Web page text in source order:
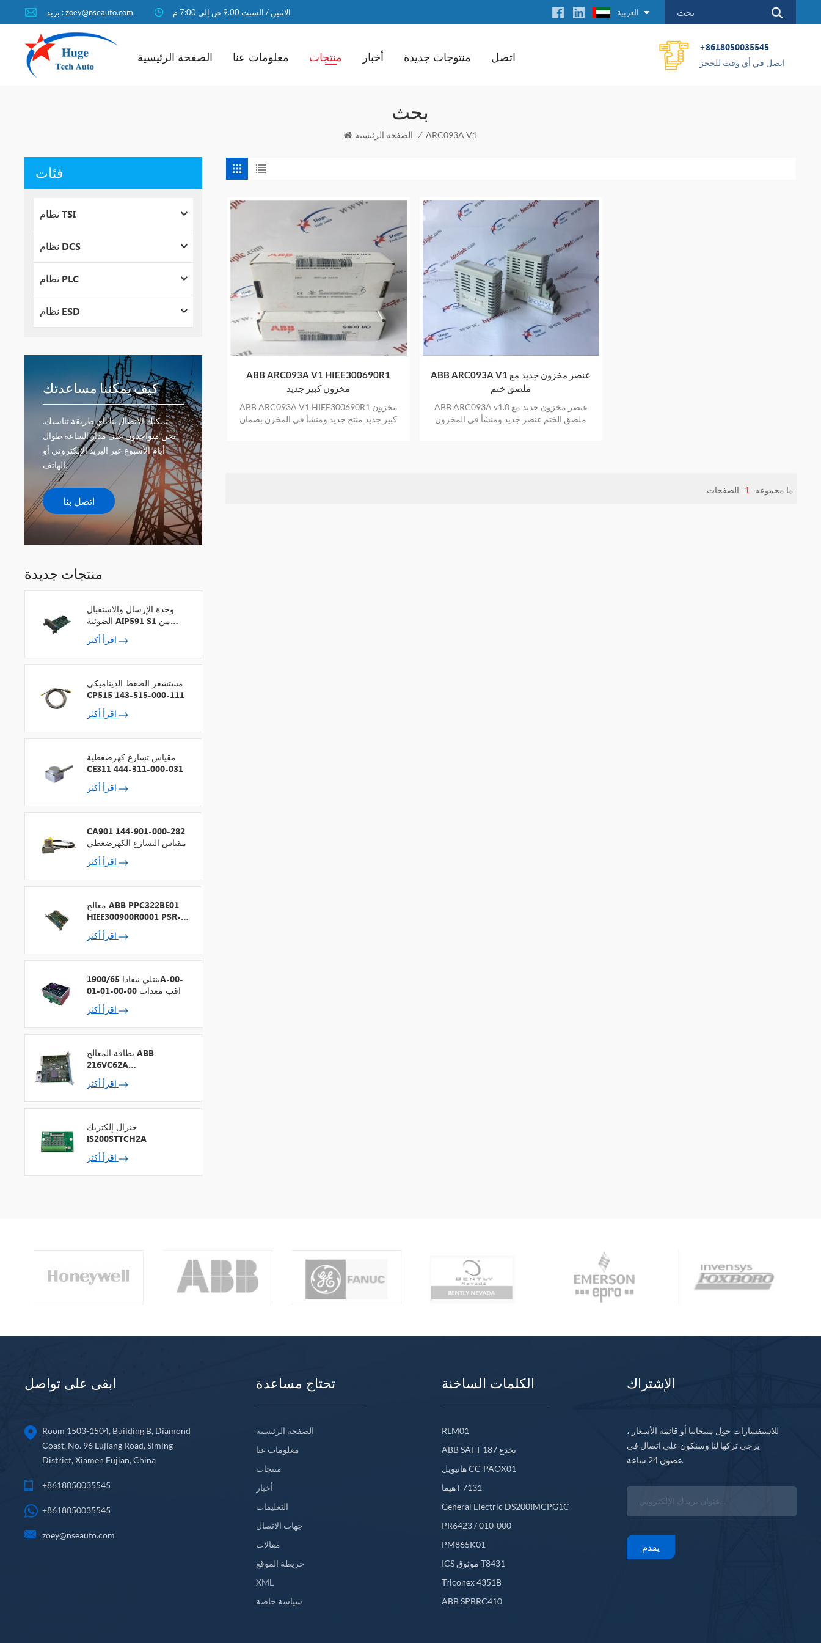
بريد : zoey@nseauto.com الاثنين / السبت 9.00 ص إلى 7:00 م العربية
الصفحة الرئيسية معلومات عنا منتجات أخبار منتوجات جديدة اتصل
+8618050035545
اتصل في أي وقت للحجز
بحث
الصفحة الرئيسية / ARC093A V1
ABB ARC093A V1 HIEE300690R1
مخزون كبير جديد
ABB ARC093A V1 HIEE300690R1 مخزون
كبير جديد منتج جديد ومنشأ في المخزن بضمان
ABB ARC093A V1 عنصر مخزون جديد مع
ملصق ختم
ABB ARC093A v1.0 عنصر مخزون جديد مع
ملصق الختم عنصر جديد ومنشأ في المخزون
ما مجموعه 1 الصفحات
فئات
نظام TSI
نظام DCS
نظام PLC
نظام ESD
كيف يمكننا مساعدتك
يمكنك الاتصال بنا بأي طريقة تناسبك.
نحن متواجدون على مدار الساعة طوال
أيام الأسبوع عبر البريد الإلكتروني أو
الهاتف.
اتصل بنا
منتجات جديدة
وحدة الإرسال والاستقبال
الضوئية AIP591 S1 من
شركة يوكوجاوا لمكرر شبكة
V
مستشعر الضغط الديناميكي
CP515 143-515-000-111
مقياس تسارع كهرضغطية
CE311 444-311-000-031
CA901 144-901-000-282
مقياس التسارع الكهرضغطي
معالج ABB PPC322BE01
HIEE300900R0001 PSR-2
+ ناقل المجال
بنتلي نيفادا 1900/65A-00-
01-01-00-00 مراقب معدات
الأغراض العامة
بطاقة المعالج ABB
216VC62A
HESG324442R13
جنرال إلكتريك
IS200STTCH2A
ابقى على تواصل
Room 1503-1504, Building B, Diamond
Coast, No. 96 Lujiang Road, Siming
District, Xiamen Fujian, China
+8618050035545
+8618050035545
zoey@nseauto.com
تحتاج مساعدة
الصفحة الرئيسية
معلومات عنا
منتجات
أخبار
التعليمات
جهات الاتصال
مقالات
خريطة الموقع
XML
سياسة خاصة
الكلمات الساخنة
RLM01
ABB SAFT 187 يخدع
هانيويل CC-PAOX01
هيما F7131
General Electric DS200IMCPG1C
PR6423 / 010-000
PM865K01
ICS موثوق T8431
Triconex 4351B
ABB SPBRC410
الإشتراك
للاستفسارات حول منتجاتنا أو قائمة الأسعار ،
يرجى تركها لنا وسنكون على اتصال في
غضون 24 ساعة.
يقدم